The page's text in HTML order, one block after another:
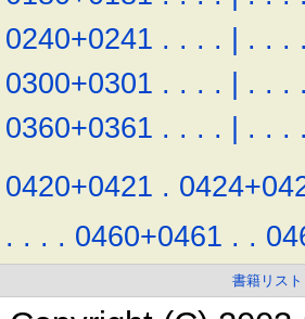
0240+0241 . . . . | . . . .
0300+0301 . . . . | . . . .
0360+0361 . . . . | . . . .
0420+0421 .
. . . . 0460+0461 . .
書籍リスト